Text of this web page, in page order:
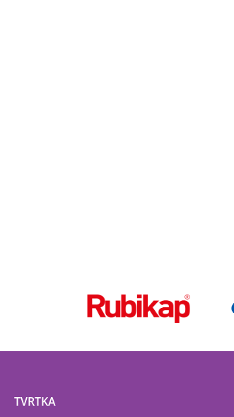
TVRTKA